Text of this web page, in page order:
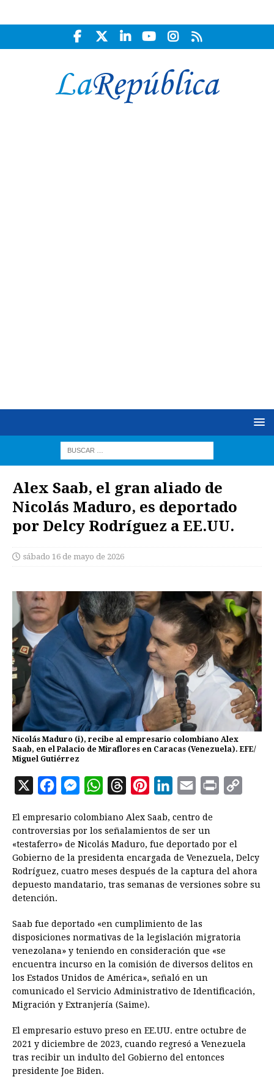
Alex Saab, el gran aliado de
Nicolás Maduro, es deportado
por Delcy Rodríguez a EE.UU.
sábado 16 de mayo de 2026
Nicolás Maduro (i), recibe al empresario colombiano Alex
Saab, en el Palacio de Miraflores en Caracas (Venezuela). EFE/
Miguel Gutiérrez
X
c
e
b
o
M
s
s
e
n
W
a
t
s
A
r
e
a
d
n
t
e
r
n
k
e
d
a
i
l
n
t
L
i
El empresario colombiano Alex Saab, centro de
controversias por los señalamientos de ser un
«testaferro» de Nicolás Maduro, fue deportado por el
Gobierno de la presidenta encargada de Venezuela, Delcy
Rodríguez, cuatro meses después de la captura del ahora
depuesto mandatario, tras semanas de versiones sobre su
detención.
Saab fue deportado «en cumplimiento de las
disposiciones normativas de la legislación migratoria
venezolana» y teniendo en consideración que «se
encuentra incurso en la comisión de diversos delitos en
los Estados Unidos de América», señaló en un
comunicado el Servicio Administrativo de Identificación,
Migración y Extranjería (Saime).
El empresario estuvo preso en EE.UU. entre octubre de
2021 y diciembre de 2023, cuando regresó a Venezuela
tras recibir un indulto del Gobierno del entonces
presidente Joe Biden.